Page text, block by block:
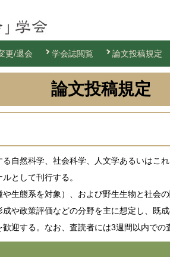
更/退会 学会誌閲覧 論文投稿規定
論文投稿規定
自然科学、社会科学、人文学あるいはこ
として刊行する。
生態系を対象）、および野生生物と社会
や政策評価などの分野を主に想定し、既
迎する。なお、査読者には3週間以内での